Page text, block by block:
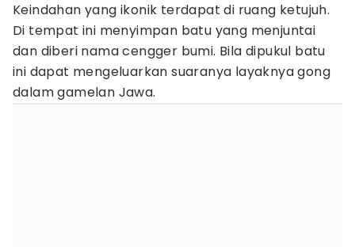
Keindahan yang ikonik terdapat di ruang ketujuh.
Di tempat ini menyimpan batu yang menjuntai
dan diberi nama cengger bumi. Bila dipukul batu
ini dapat mengeluarkan suaranya layaknya gong
dalam gamelan Jawa.